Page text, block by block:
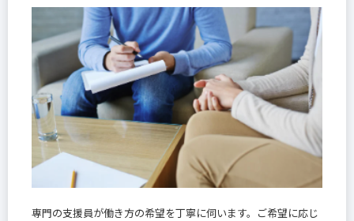
専門の支援員が働き方の希望を丁寧に伺います。ご希望に応じ